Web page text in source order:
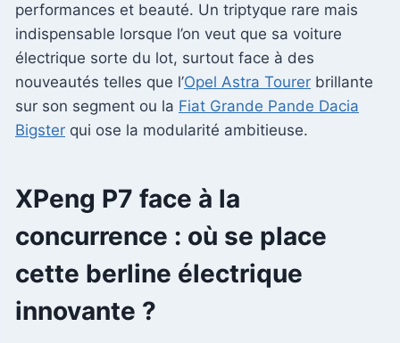
performances et beauté. Un triptyque rare mais
indispensable lorsque l’on veut que sa voiture
électrique sorte du lot, surtout face à des
nouveautés telles que l’Opel Astra Tourer brillante
sur son segment ou la Fiat Grande Pande Dacia
Bigster qui ose la modularité ambitieuse.
XPeng P7 face à la
concurrence : où se place
cette berline électrique
innovante ?